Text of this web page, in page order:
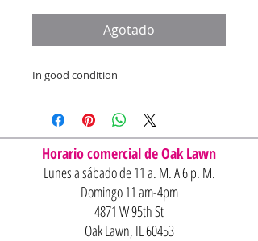
Agotado
In good condition
Horario comercial de Oak Lawn
Lunes a sábado de 11 a. M. A 6 p. M.
Domingo 11 am-4pm
4871 W 95th St
Oak Lawn, IL 60453